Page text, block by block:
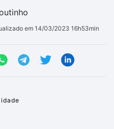
em 14/03/2023 16h53min